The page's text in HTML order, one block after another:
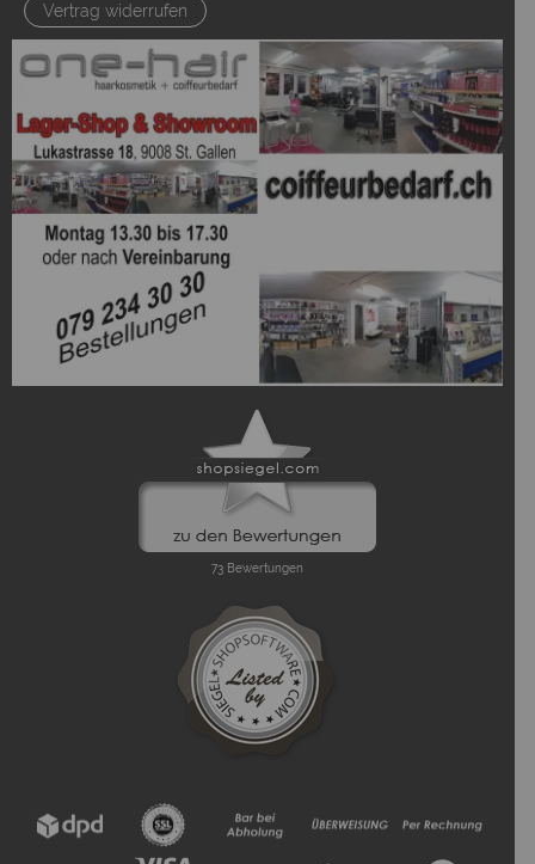
Vertrag widerrufen